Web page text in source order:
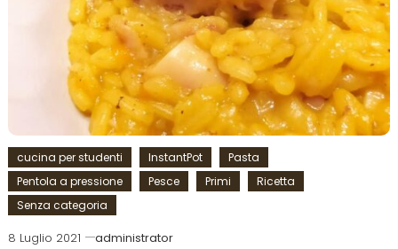
cucina per studenti InstantPot
Pasta
Pentola a pressione
Pesce Primi
Ricetta
Senza categoria
8 Luglio 2021
administrator